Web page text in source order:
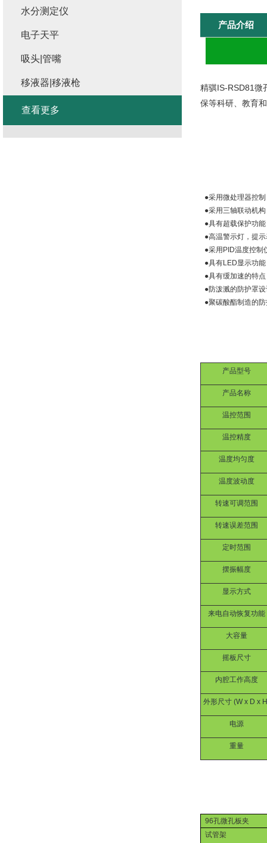
产品介绍
精骐IS-RSD81微
保等科研、教育
●采用微处理器控
●采用三轴联动机
●具有超载保护功
●高温警示灯，提
●采用 PID温度控制
●具有LED显示功
●具有缓加速的特
●防泼溅的防护罩
●聚碳酸酯制造的
产品型号
产品名称
温控范围
温控精度
温度均匀度
温度波动度
转速可调范围
转速误差范围
定时范围
摆振幅度
显示方式
来电自动恢复功能
大容量
摇板尺寸
内腔工作高度
外形尺寸(W x D x
电源
重量
96孔微孔板夹
试管架
水分测定仪
电子天平
吸头|管嘴
移液器|移液枪
查看更多